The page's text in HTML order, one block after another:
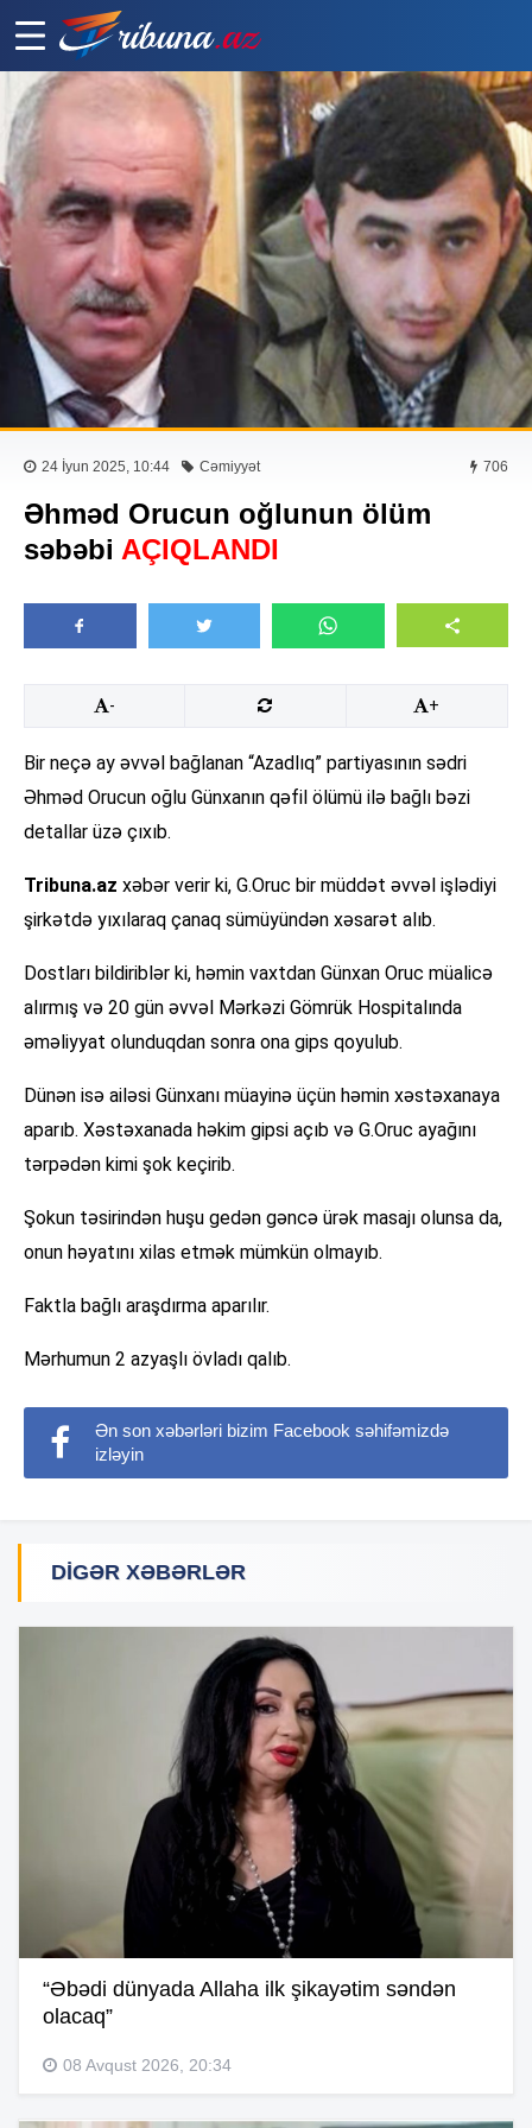
24 İyun 2025, 10:44 Cəmiyyət 706
Əhməd Orucun oğlunun ölüm
səbəbi AÇIQLANDI
- +
Bir neçə ay əvvəl bağlanan “Azadlıq” partiyasının sədri
Əhməd Orucun oğlu Günxanın qəfil ölümü ilə bağlı bəzi
detallar üzə çıxıb.
Tribuna.az xəbər verir ki, G.Oruc bir müddət əvvəl işlədiyi
şirkətdə yıxılaraq çanaq sümüyündən xəsarət alıb.
Dostları bildiriblər ki, həmin vaxtdan Günxan Oruc müalicə
alırmış və 20 gün əvvəl Mərkəzi Gömrük Hospitalında
əməliyyat olunduqdan sonra ona gips qoyulub.
Dünən isə ailəsi Günxanı müayinə üçün həmin xəstəxanaya
aparıb. Xəstəxanada həkim gipsi açıb və G.Oruc ayağını
tərpədən kimi şok keçirib.
Şokun təsirindən huşu gedən gəncə ürək masajı olunsa da,
onun həyatını xilas etmək mümkün olmayıb.
Faktla bağlı araşdırma aparılır.
Mərhumun 2 azyaşlı övladı qalıb.
Ən son xəbərləri bizim Facebook səhifəmizdə
izləyin
DIGƏR XƏBƏRLƏR
“Əbədi dünyada Allaha ilk şikayətim səndən
olacaq”
08 Avqust 2026, 20:34